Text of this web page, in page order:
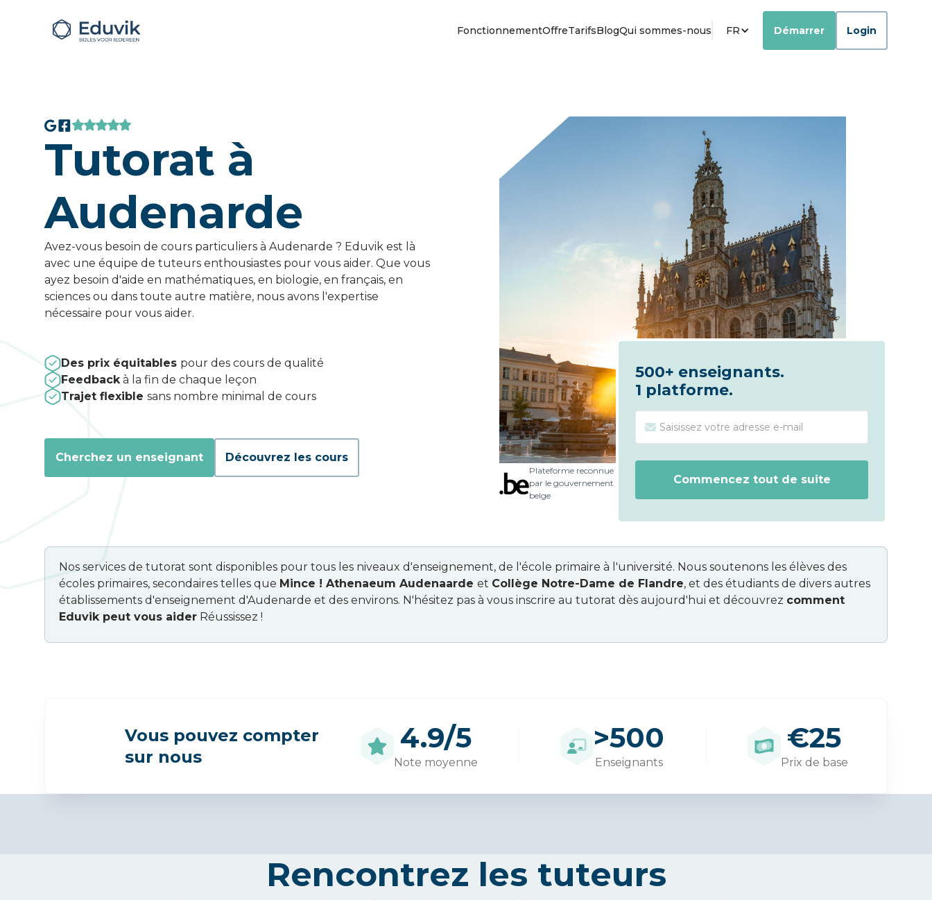
FonctionnementOffreTarifsBlogQui sommes-nous FR Démarrer Login
Tutorat à
Audenarde
Avez-vous besoin de cours particuliers à Audenarde ? Eduvik est là
avec une équipe de tuteurs enthousiastes pour vous aider. Que vous
ayez besoin d'aide en mathématiques, en biologie, en français, en
sciences ou dans toute autre matière, nous avons l'expertise
nécessaire pour vous aider.
Des prix équitables pour des cours de qualité
Feedbackà la fin de chaque leçon
Trajet flexible sans nombre minimal de cours
Cherchez un enseignant Découvrez les cours
Plateforme reconnue
par le gouvernement
belge
500+ enseignants.
1 platforme.
Nos services de tutorat sont disponibles pour tous les niveaux d'enseignement, de l'école primaire à l'université. Nous soutenons les élèves des
écoles primaires, secondaires telles que Mince ! Athenaeum Audenaarde et Collège Notre-Dame de Flandre, et des étudiants de divers autres
établissements d'enseignement d'Audenarde et des environs. N'hésitez pas à vous inscrire au tutorat dès aujourd'hui et découvrez comment
Eduvik peut vous aider Réussissez !
Vous pouvez compter
sur nous
4.9/5
Note moyenne
>500
Enseignants
€25
Prix de base
Rencontrez les tuteurs